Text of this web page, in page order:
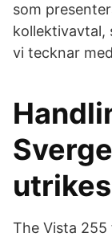
som
kollektivavtal,
vi tecknar
The Vista